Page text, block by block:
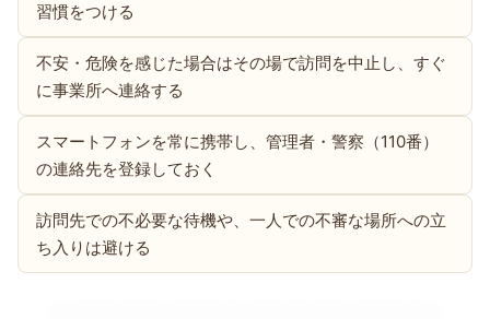
習慣をつける
不安・危険を感じた場合はその場で訪問を中止し、すぐ
に事業所へ連絡する
スマートフォンを常に携帯し、管理者・警察（110番）
の連絡先を登録しておく
訪問先での不必要な待機や、一人での不審な場所への立
ち入りは避ける